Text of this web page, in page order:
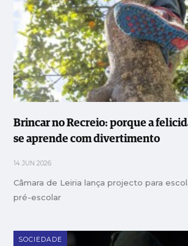
Brincar no Recreio: porque a
se aprende com divertimento
14 JUN 2026
Câmara de Leiria lança projecto para
pré-escolar
SOCIEDADE